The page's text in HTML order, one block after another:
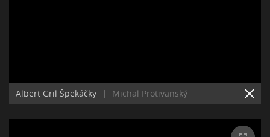
Albert Gril Špekáčky | Michal Protivanský